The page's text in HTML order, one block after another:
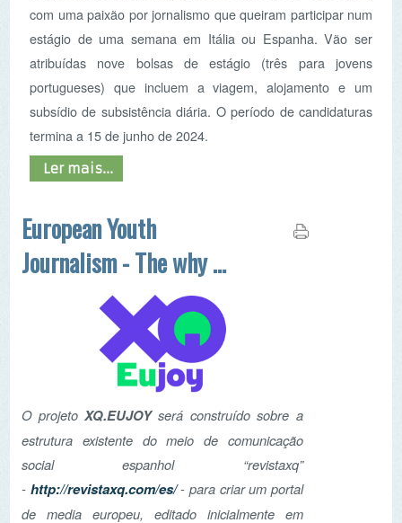
subsídio de subsistência diária. O período de candidaturas
termina a 15 de junho de 2024.
European Youth
Journalism - The why of
the news
XQ.EUJOY será construído sobre a
estrutura existente do meio de comunicação
social espanhol “revistaxq”
http://revistaxq.com/es/ -para criar um portal
de media europeu, editado inicialmente em
espanhol, português, italiano e inglês, mas com
o objetivo de incorporar todas as línguas oficiais
Ler mais...